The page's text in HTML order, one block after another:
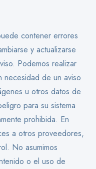
contener errores
y actualizarse
Podemos realizar
necesidad de un aviso
u otros datos de
para su sistema
prohibida. En
a otros proveedores,
No asumimos
o el uso de